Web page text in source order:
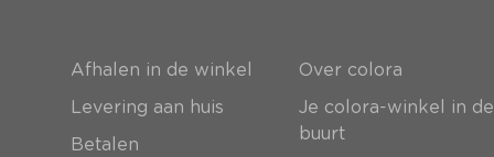
Afhalen in de winkel
Levering aan huis
Betalen
Over colora
Je colora-winkel in de
buurt